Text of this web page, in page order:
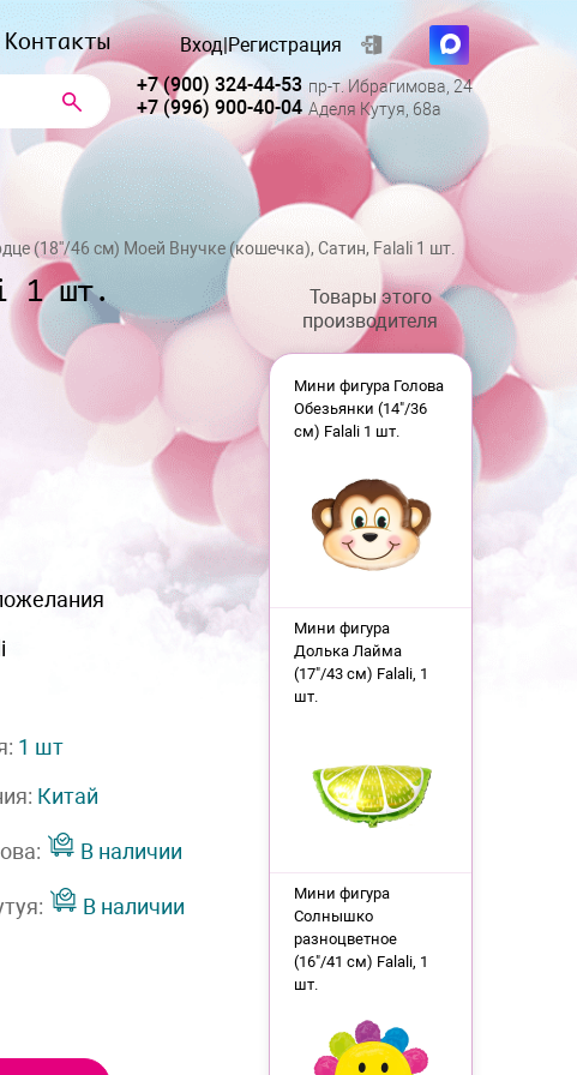
Контакты Вход|Регистрация
+7 (900) 324-44-53 пр-т. Ибрагимова, 24
+7 (996) 900-40-04 Аделя Кутуя, 68а
(18''/46 см) Моей Внучке (кошечка), Сатин, Falali 1 шт.
1 шт.
1 шт
Китай
В наличии
В наличии
Товары этого
производителя
Мини фигура Голова
Обезьянки (14"/36
см) Falali 1 шт.
Мини фигура
Долька Лайма
(17"/43 см) Falali, 1
шт.
Мини фигура
Солнышко
разноцветное
(16"/41 см) Falali, 1
шт.